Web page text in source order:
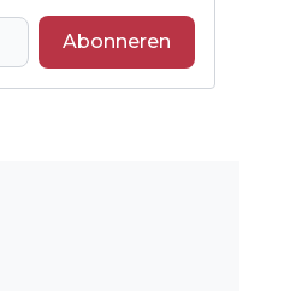
Abonneren